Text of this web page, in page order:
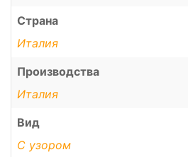
Страна
Италия
Производства
Италия
Вид
С узором